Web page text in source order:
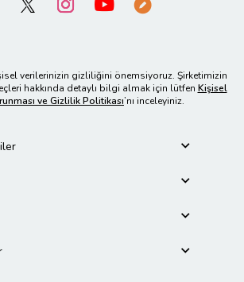
verilerinizin gizliliğini önemsiyoruz. Şirketimizin
hakkında detaylı bilgi almak için lütfen Kişisel
ve Gizlilik Politikası’nı inceleyiniz.